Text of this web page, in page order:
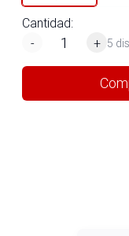
Cantidad:
-
+ 5